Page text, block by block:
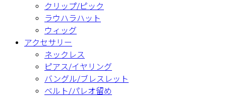
クリップ/ピック
ラウハラハット
ウィッグ
アクセサリー
ネックレス
ピアス/イヤリング
バングル/ブレスレット
ベルト/パレオ留め